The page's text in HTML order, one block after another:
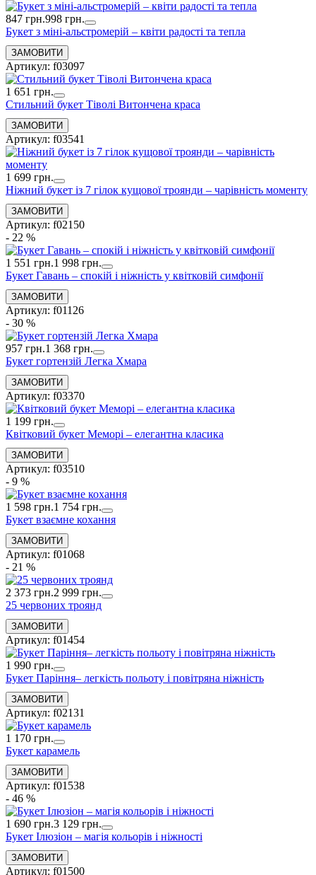
847 грн.998 грн.
Букет з міні-альстромерій – квіти радості та тепла
Артикул: f03097
1 651 грн.
Стильний букет Тіволі Витончена краса
Артикул: f03541
1 699 грн.
Ніжний букет із 7 гілок кущової троянди – чарівність моменту
Артикул: f02150
- 22 %
1 551 грн.1 998 грн.
Букет Гавань – спокій і ніжність у квітковій симфонії
Артикул: f01126
- 30 %
957 грн.1 368 грн.
Букет гортензій Легка Хмара
Артикул: f03370
1 199 грн.
Квітковий букет Меморі – елегантна класика
Артикул: f03510
- 9 %
1 598 грн.1 754 грн.
Букет взаємне кохання
Артикул: f01068
- 21 %
2 373 грн.2 999 грн.
25 червоних троянд
Артикул: f01454
1 990 грн.
Букет Паріння– легкість польоту і повітряна ніжність
Артикул: f02131
1 170 грн.
Букет карамель
Артикул: f01538
- 46 %
1 690 грн.3 129 грн.
Букет Ілюзіон – магія кольорів і ніжності
Артикул: f01500